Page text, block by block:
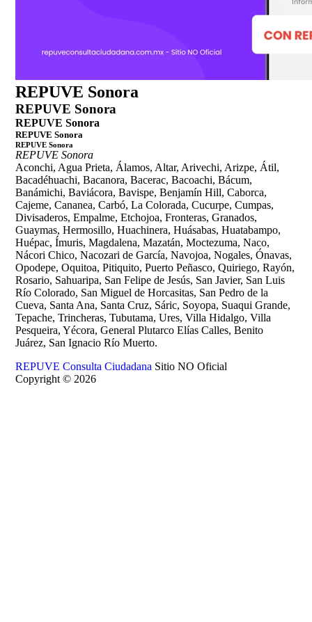
REPUVE Sonora
REPUVE Sonora
REPUVE Sonora
REPUVE Sonora
REPUVE Sonora
REPUVE Sonora
Aconchi, Agua Prieta, Álamos, Altar, Arivechi, Arizpe, Átil,
Bacadéhuachi, Bacanora, Bacerac, Bacoachi, Bácum,
Banámichi, Baviácora, Bavispe, Benjamín Hill, Caborca,
Cajeme, Cananea, Carbó, La Colorada, Cucurpe, Cumpas,
Divisaderos, Empalme, Etchojoa, Fronteras, Granados,
Guaymas, Hermosillo, Huachinera, Huásabas, Huatabampo,
Huépac, Ímuris, Magdalena, Mazatán, Moctezuma, Naco,
Nácori Chico, Nacozari de García, Navojoa, Nogales, Ónavas,
Opodepe, Oquitoa, Pitiquito, Puerto Peñasco, Quiriego, Rayón,
Rosario, Sahuaripa, San Felipe de Jesús, San Javier, San Luis
Río Colorado, San Miguel de Horcasitas, San Pedro de la
Cueva, Santa Ana, Santa Cruz, Sáric, Soyopa, Suaqui Grande,
Tepache, Trincheras, Tubutama, Ures, Villa Hidalgo, Villa
Pesqueira, Yécora, General Plutarco Elías Calles, Benito
Juárez, San Ignacio Río Muerto.
REPUVE Consulta Ciudadana Sitio NO Oficial
Copyright © 2026